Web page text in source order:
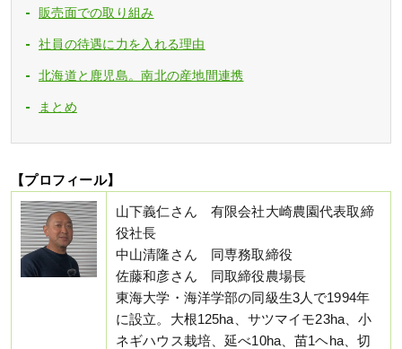
販売面での取り組み
社員の待遇に力を入れる理由
北海道と鹿児島。南北の産地間連携
まとめ
【プロフィール】
山下義仁さん 有限会社大崎農園代表取締
役社長
中山清隆さん 同専務取締役
佐藤和彦さん 同取締役農場長
東海大学・海洋学部の同級生3人で1994年
に設立。大根125ha、サツマイモ23ha、小
ネギハウス栽培、延べ10ha、苗1ヘha、切